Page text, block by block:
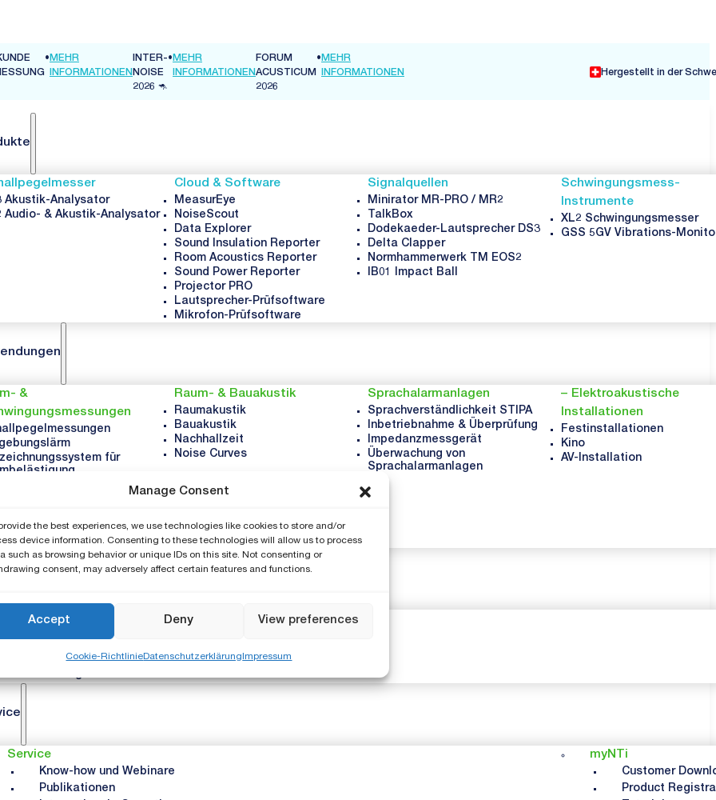
Manage Consent
the best experiences, we use technologies like cookies to store and/or
device information. Consenting to these technologies will allow us to process
such as browsing behavior or unique IDs on this site. Not consenting or
consent, may adversely affect certain features and functions.
Accept Deny View preferences
Cookie-RichtlinieDatenschutzerklärung Impressum
•MEHR
INFORMATIONEN
INTER-
NOISE
2026 🦘
•MEHR
INFORMATIONEN
FORUM
ACUSTICUM
2026
•MEHR
INFORMATIONEN
Hergestellt in der
Akustik-Analysator
Audio- & Akustik-Analysator
Cloud & Software
MeasurEye
NoiseScout
Data Explorer
Sound Insulation Reporter
Room Acoustics Reporter
Sound Power Reporter
Projector PRO
Lautsprecher-Prüfsoftware
Mikrofon-Prüfsoftware
Signalquellen
Minirator MR-PRO / MR2
TalkBox
Dodekaeder-Lautsprecher DS3
Delta Clapper
Normhammerwerk TM EOS2
IB01 Impact Ball
Schwingungsmess-
Instrumente
XL2 Schwingungsmesser
GSS 5GV Vibrations-
&
für
Raum- & Bauakustik
Raumakustik
Bauakustik
Nachhallzeit
Noise Curves
Sprachalarmanlagen
Sprachverständlichkeit STIPA
Inbetriebnahme & Überprüfung
Impedanzmessgerät
Überwachung von
Sprachalarmanlagen
Elektroakustische
Installationen
Festinstallationen
Kino
AV-Installation
Über NTi
Karriere
Neuigkeiten
Service
Know-how und Webinare
Publikationen
myNTi
Customer
Product